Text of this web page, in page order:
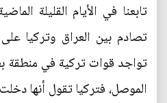
تابعنا في الأيام القليلة
تصادم بين العراق وتركيا
تواجد قوات تركية في منطقة
الموصل، فتركيا تقول أنها